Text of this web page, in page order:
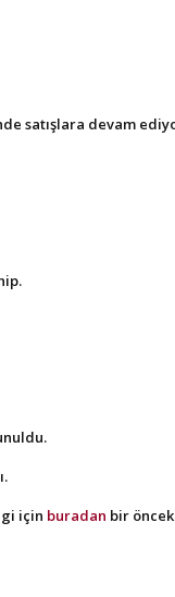
satışlara devam
için buradan bir